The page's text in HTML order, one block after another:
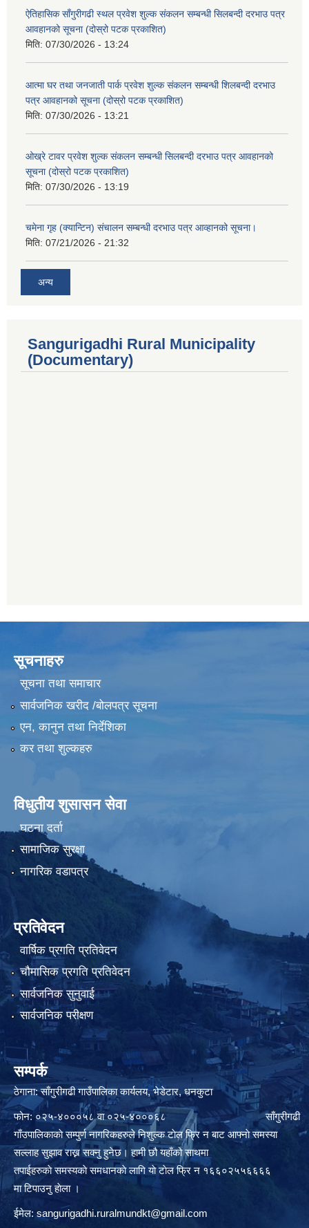
ऐतिहासिक साँगुरीगढी स्थल प्रवेश शुल्क संकलन सम्बन्धी सिलबन्दी दरभाउ पत्र
आवहानको सूचना (दोस्रो पटक प्रकाशित)
मिति: 07/30/2026 - 13:24
आत्मा घर तथा जनजाती पार्क प्रवेश शुल्क संकलन सम्बन्धी शिलबन्दी दरभाउ
पत्र आवहानको सूचना (दोस्रो पटक प्रकाशित)
मिति: 07/30/2026 - 13:21
ओख्रे टावर प्रवेश शुल्क संकलन सम्बन्धी सिलबन्दी दरभाउ पत्र आवहानको
सूचना (दोस्रो पटक प्रकाशित)
मिति: 07/30/2026 - 13:19
चमेना गृह (क्यान्टिन) संचालन सम्बन्धी दरभाउ पत्र आव्हानको सूचना।
मिति: 07/21/2026 - 21:32
अन्य
Sangurigadhi Rural Municipality
(Documentary)
सूचनाहरु
सूचना तथा समाचार
सार्वजनिक खरीद /बोलपत्र सूचना
एन, कानुन तथा निर्देशिका
कर तथा शुल्कहरु
विधुतीय शुसासन सेवा
घटना दर्ता
सामाजिक सुरक्षा
नागरिक वडापत्र
प्रतिवेदन
वार्षिक प्रगति प्रतिवेदन
चौमासिक प्रगति प्रतिवेदन
सार्वजनिक सुनुवाई
सार्वजनिक परीक्षण
सम्पर्क
ठेगाना: साँगुरीगढी गाउँपालिका कार्यलय, भेडेटार, धनकुटा
फोन: ०२५-४०००५८ वा ०२५-४०००६८ साँगुरीगढी
गाँउपालिकाकाे सम्पुर्ण नागरिकहरुले निशुल्क टाेल फ्रि न बाट आफ्नाे समस्या
सल्लाह सुझाव राख्न सक्नु हुनेछ। हामी छौ यहाँको साथमा
तपाईहरुकाे समस्यकाे समधानकाे लागि याे टाेल फ्रि न १६६०२५५६६६६
मा टिपाउनु हाेला ।
ईमेल: sangurigadhi.ruralmundkt@gmail.com